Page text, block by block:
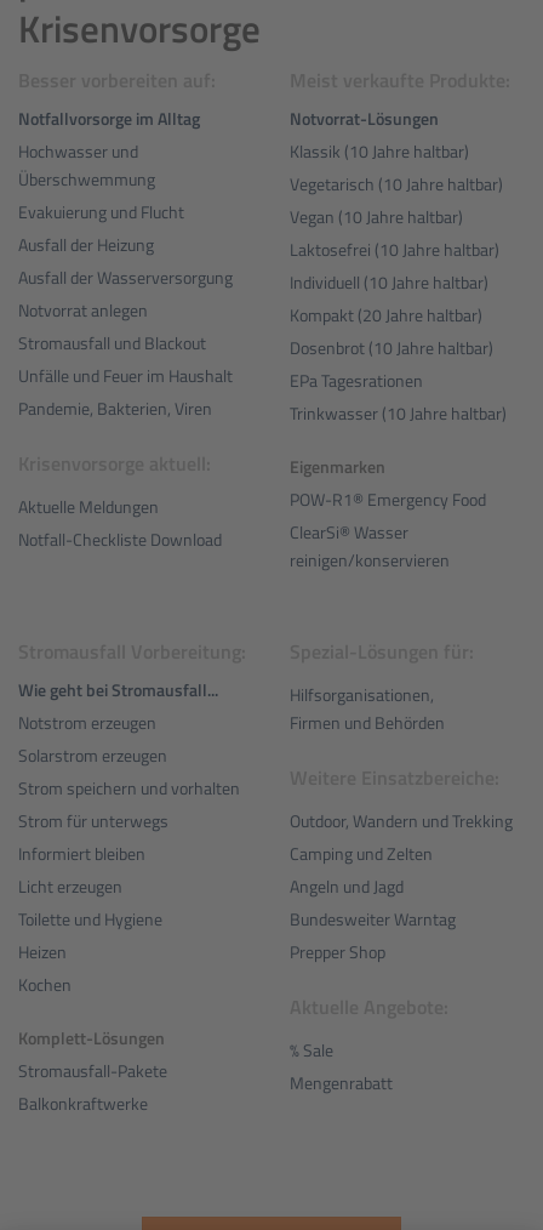
Krisenvorsorge
Notfallvorsorge im Alltag
Hochwasser und
Überschwemmung
Evakuierung und Flucht
Ausfall der Heizung
Ausfall der Wasserversorgung
Notvorrat anlegen
Stromausfall und Blackout
Unfälle und Feuer im Haushalt
Pandemie, Bakterien, Viren
Aktuelle Meldungen
Notfall-Checkliste Download
Notvorrat-Lösungen
Klassik (10 Jahre haltbar)
Vegetarisch (10 Jahre haltbar)
Vegan (10 Jahre haltbar)
Laktosefrei (10 Jahre haltbar)
Individuell (10 Jahre haltbar)
Kompakt (20 Jahre haltbar)
Dosenbrot (10 Jahre haltbar)
EPa Tagesrationen
Trinkwasser (10 Jahre haltbar)
Eigenmarken
POW-R1® Emergency Food
ClearSi® Wasser
reinigen/konservieren
Wie geht bei Stromausfall...
Notstrom erzeugen
Solarstrom erzeugen
Strom speichern und vorhalten
Strom für unterwegs
Informiert bleiben
Licht erzeugen
Toilette und Hygiene
Heizen
Kochen
Komplett-Lösungen
Stromausfall-Pakete
Balkonkraftwerke
Hilfsorganisationen,
Firmen und Behörden
Outdoor, Wandern und Trekking
Camping und Zelten
Angeln und Jagd
Bundesweiter Warntag
Prepper Shop
% Sale
Mengenrabatt